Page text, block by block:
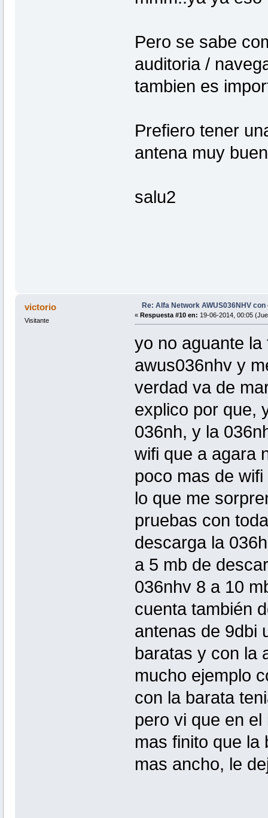
Pero se sabe
auditoria /
tambien es
Prefiero tener
antena muy
salu2
victorio
Visitante
Re: Alfa Network AWUS036NHV
« Respuesta #10 en: 19-06-2014, 00:05
yo no aguante
awus036nhv y
verdad va de
explico por que,
036nh, y la
wifi que a agara
poco mas de
lo que me
pruebas con
descarga la
a 5 mb de
036nhv 8 a 10
cuenta también
antenas de 9dbi
baratas y con la
mucho ejemplo
con la barata
pero vi que en
mas finito que la
mas ancho, le